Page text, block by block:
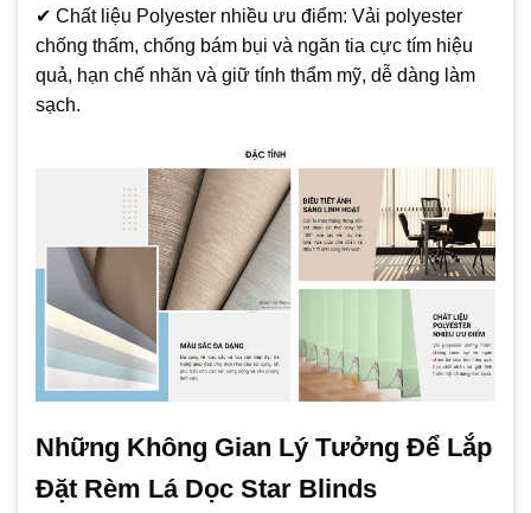
✔ Chất liệu Polyester nhiều ưu điểm: Vải polyester
chống thấm, chống bám bụi và ngăn tia cực tím hiệu
quả, hạn chế nhăn và giữ tính thẩm mỹ, dễ dàng làm
sạch.
Những Không Gian Lý Tưởng Để Lắp
Đặt Rèm Lá Dọc Star Blinds